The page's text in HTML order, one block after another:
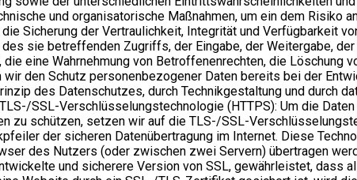
und organisatorische Maßnahmen, um ein dem Risiko
Sicherung der Vertraulichkeit, Integrität und Verfügbarkeit
sie betreffenden Zugriffs, der Eingabe, der Weitergabe,
eine Wahrnehmung von Betroffenenrechten, die Löschung
den Schutz personenbezogener Daten bereits bei der
des Datenschutzes, durch Technikgestaltung und durch
SSL-Verschlüsselungstechnologie (HTTPS): Um die
zu schützen, setzen wir auf die TLS-/SSL-
der sicheren Datenübertragung im Internet. Diese
des Nutzers (oder zwischen zwei Servern) übertragen
und sicherere Version von SSL, gewährleistet, dass